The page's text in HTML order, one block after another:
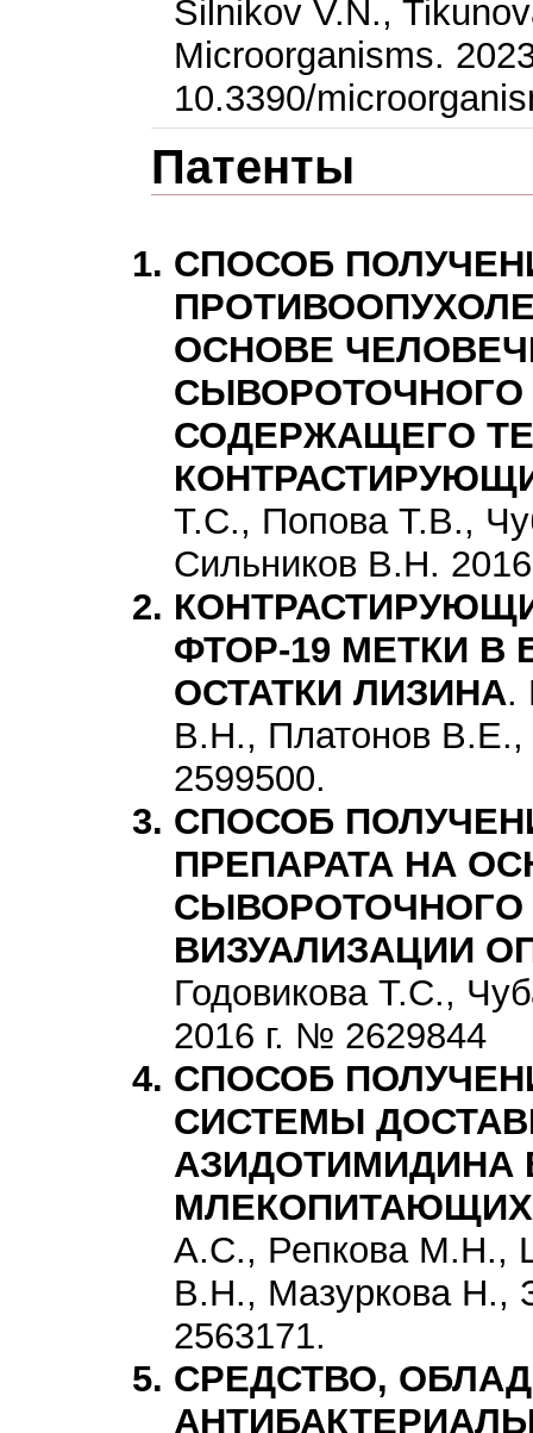
Silnikov V.N.,
Microorganisms.
10.3390/
Патенты
СПОСОБ
ОСНОВЕ
СЫВОРОТОЧНОГО
СОДЕРЖАЩЕГО
Т.С., Попова Т.В.,
Сильников В.Н.
ФТОР-19 МЕТКИ
ОСТАТКИ ЛИЗИНА.
В.Н., Платонов
2599500.
СПОСОБ
ПРЕПАРАТА НА
СЫВОРОТОЧНОГО
ВИЗУАЛИЗАЦИИ
Годовикова Т.С.,
2016 г. № 2629844
СПОСОБ
СИСТЕМЫ
АЗИДОТИМИДИНА
МЛЕКОПИТАЮЩИХ
А.С., Репкова М.Н.,
В.Н., Мазуркова Н.,
2563171.
СРЕДСТВО,